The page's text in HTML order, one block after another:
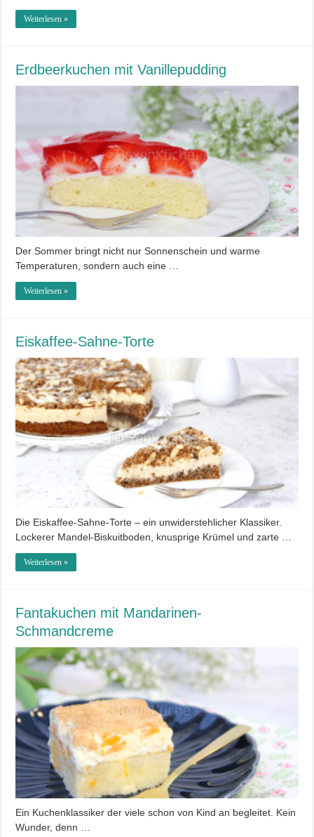
Weiterlesen »
Erdbeerkuchen mit Vanillepudding
Der Sommer bringt nicht nur Sonnenschein und warme
Temperaturen, sondern auch eine …
Weiterlesen »
Eiskaffee-Sahne-Torte
Die Eiskaffee-Sahne-Torte – ein unwiderstehlicher Klassiker.
Lockerer Mandel-Biskuitboden, knusprige Krümel und zarte …
Weiterlesen »
Fantakuchen mit Mandarinen-
Schmandcreme
Ein Kuchenklassiker der viele schon von Kind an begleitet. Kein
Wunder, denn …